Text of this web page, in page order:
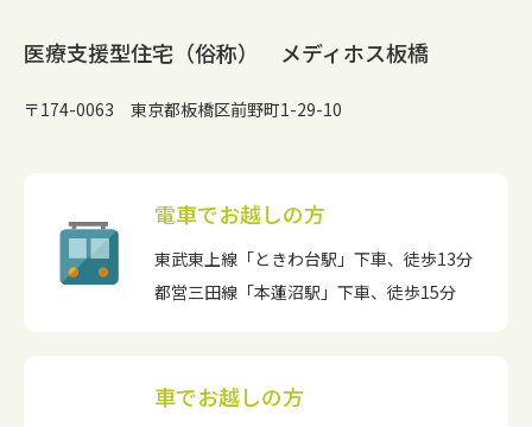
医療支援型住宅（俗称） メディホス板橋
〒174-0063 東京都板橋区前野町1-29-10
電車でお越しの方
東武東上線「ときわ台駅」下車、徒歩13分
都営三田線「本蓮沼駅」下車、徒歩15分
車でお越しの方